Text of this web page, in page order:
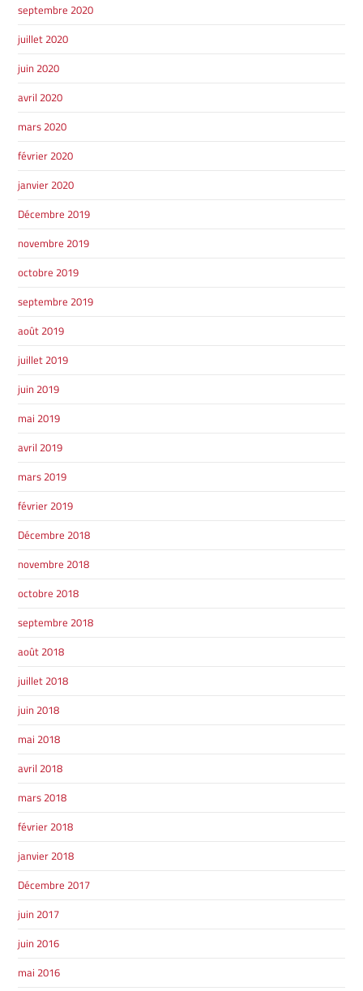
septembre 2020
juillet 2020
juin 2020
avril 2020
mars 2020
février 2020
janvier 2020
Décembre 2019
novembre 2019
octobre 2019
septembre 2019
août 2019
juillet 2019
juin 2019
mai 2019
avril 2019
mars 2019
février 2019
Décembre 2018
novembre 2018
octobre 2018
septembre 2018
août 2018
juillet 2018
juin 2018
mai 2018
avril 2018
mars 2018
février 2018
janvier 2018
Décembre 2017
juin 2017
juin 2016
mai 2016